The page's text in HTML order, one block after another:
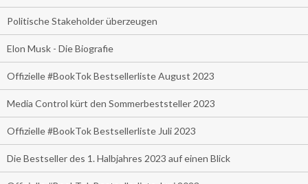
Politische Stakeholder überzeugen
Elon Musk - Die Biografie
Offizielle #BookTok Bestsellerliste August 2023
Media Control kürt den Sommerbeststeller 2023
Offizielle #BookTok Bestsellerliste Juli 2023
Die Bestseller des 1. Halbjahres 2023 auf einen Blick